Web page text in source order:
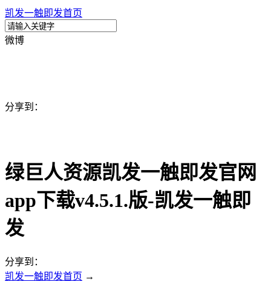
凯发一触即发首页
微博
分享到：
绿巨人资源凯发一触即发官网
app下载v4.5.1.版-凯发一触即
发
分享到：
凯发一触即发首页 →